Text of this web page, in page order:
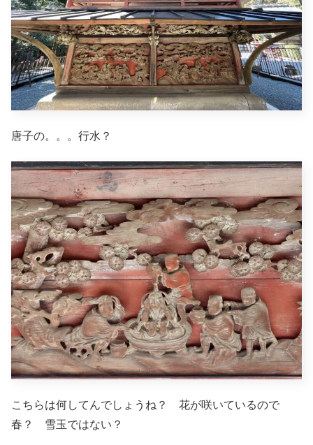
唐子の。。。行水？
こちらは何してんでしょうね？ 花が咲いているので
春？ 雪玉ではない？